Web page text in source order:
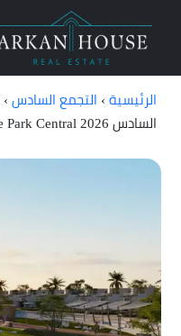
الرئيسية › التجمع السادس ›
السادس Hyde Park Central 2026